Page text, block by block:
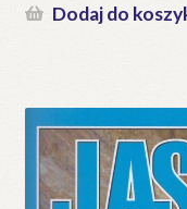
Dodaj do